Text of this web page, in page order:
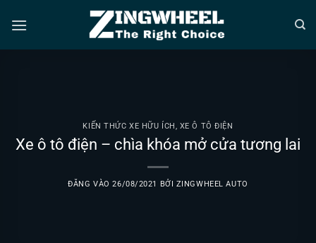
qua
KIẾN THỨC XE HỮU ÍCH , XE Ô TÔ ĐIỆN
Xe ô tô điện – chìa khóa mở cửa tương lai
ĐĂNG VÀO26/08/2021 BỞI ZINGWHEEL AUTO